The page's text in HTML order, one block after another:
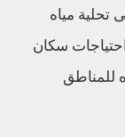
مياه
سكان
للمناطق